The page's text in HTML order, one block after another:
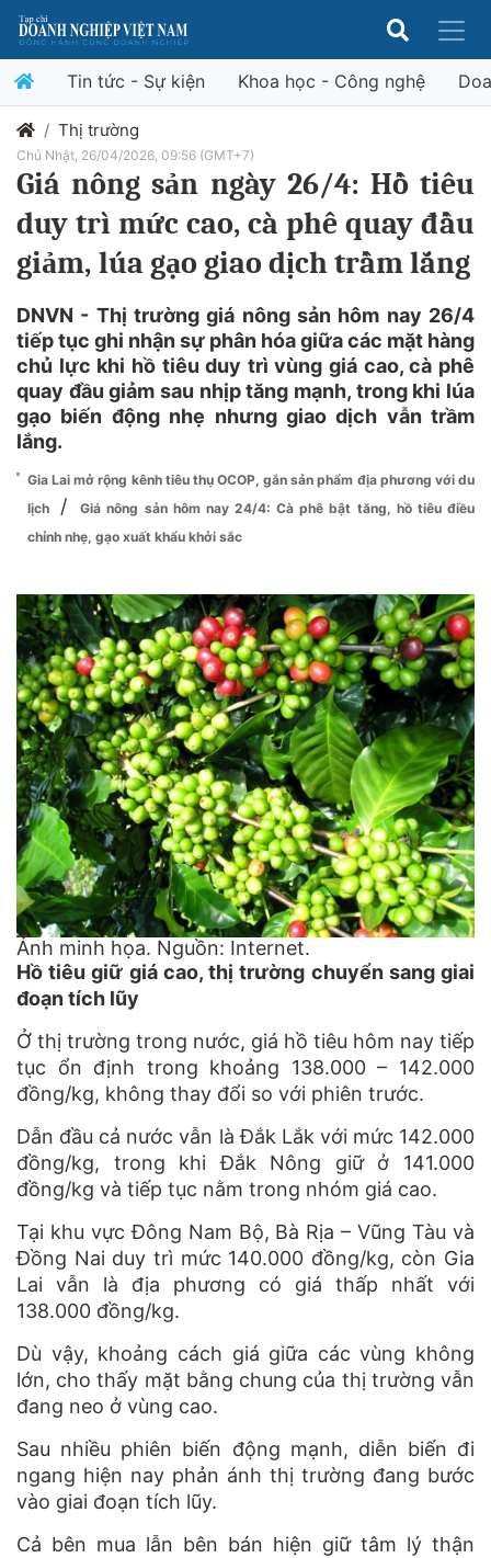
Tin tức - Sự kiện Khoa học - Công nghệ
Thị trường
Chủ Nhật, 26/04/2026, 09:56 (GMT+7)
Giá nông sản ngày 26/4: Hồ tiêu
duy trì mức cao, cà phê quay đầu
giảm, lúa gạo giao dịch trầm lắng
DNVN - Thị trường giá nông sản hôm nay 26/4
tiếp tục ghi nhận sự phân hóa giữa các mặt hàng
chủ lực khi hồ tiêu duy trì vùng giá cao, cà phê
quay đầu giảm sau nhịp tăng mạnh, trong khi lúa
gạo biến động nhẹ nhưng giao dịch vẫn trầm
lắng.
Gia Lai mở rộng kênh tiêu thụ OCOP, gắn sản phẩm địa phương với du
lịch
/
Giá nông sản hôm nay 24/4: Cà phê bật tăng, hồ tiêu điều
chỉnh nhẹ, gạo xuất khẩu khởi sắc
Ảnh minh họa. Nguồn: Internet.
Hồ tiêu giữ giá cao, thị trường chuyển sang giai
đoạn tích lũy
Ở thị trường trong nước, giá hồ tiêu hôm nay tiếp
tục ổn định trong khoảng 138.000 – 142.000
đồng/kg, không thay đổi so với phiên trước.
Dẫn đầu cả nước vẫn là Đắk Lắk với mức 142.000
đồng/kg, trong khi Đắk Nông giữ ở 141.000
đồng/kg và tiếp tục nằm trong nhóm giá cao.
Tại khu vực Đông Nam Bộ, Bà Rịa – Vũng Tàu và
Đồng Nai duy trì mức 140.000 đồng/kg, còn Gia
Lai vẫn là địa phương có giá thấp nhất với
138.000 đồng/kg.
Dù vậy, khoảng cách giá giữa các vùng không
lớn, cho thấy mặt bằng chung của thị trường vẫn
đang neo ở vùng cao.
Sau nhiều phiên biến động mạnh, diễn biến đi
ngang hiện nay phản ánh thị trường đang bước
vào giai đoạn tích lũy.
Cả bên mua lẫn bên bán hiện giữ tâm lý thận